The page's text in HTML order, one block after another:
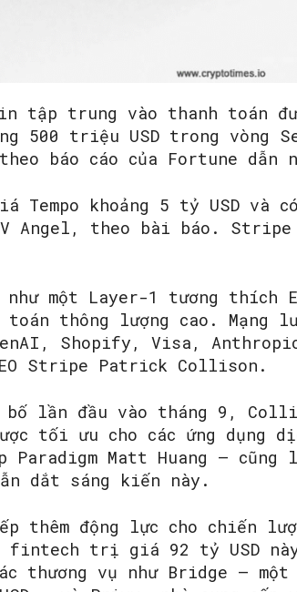
tập trung vào thanh toán
500 triệu USD trong vòng
báo cáo của Fortune dẫn
Tempo khoảng 5 tỷ USD và
Angel, theo bài báo. Stripe
như một Layer-1 tương thích
toán thông lượng cao. Mạng
Shopify, Visa,
Stripe Patrick Collison.
bố lần đầu vào tháng 9,
tối ưu cho các ứng
Paradigm Matt Huang —
dắt sáng kiến này.
thêm động lực cho chiến
fintech trị giá 92 tỷ USD
thương vụ như Bridge —